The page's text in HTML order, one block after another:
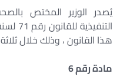
يُصدر الوزير المختص
هذا القانون ، وذلك خلال
مادة رقم 6